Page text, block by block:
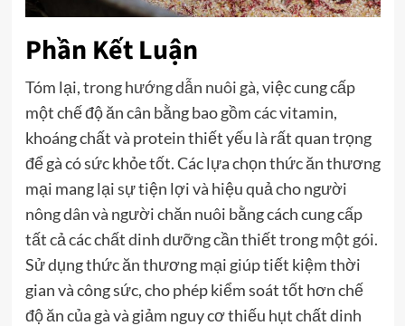
Phần Kết Luận
Tóm lại,trong hướng dẫn nuôi gà, việc cung cấp
một chế độ ăn cân bằng bao gồm các vitamin,
khoáng chất và protein thiết yếu là rất quan trọng
để gà có sức khỏe tốt. Các lựa chọn thức ăn thương
mại mang lại sự tiện lợi và hiệu quả cho người
nông dân và người chăn nuôi bằng cách cung cấp
tất cả các chất dinh dưỡng cần thiết trong một gói.
Sử dụng thức ăn thương mại giúp tiết kiệm thời
gian và công sức, cho phép kiểm soát tốt hơn chế
độ ăn của gà và giảm nguy cơ thiếu hụt chất dinh